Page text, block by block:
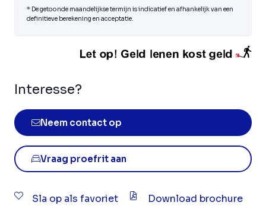
* De getoonde maandelijkse termijn is indicatief en afhankelijk van een
definitieve berekening en acceptatie.
Interesse?
Neem contact op
Vraag proefrit aan
Sla op als favoriet Download brochure